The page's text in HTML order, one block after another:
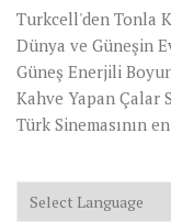
Turkcell'den Tonla
Dünya ve Güneşin
Güneş Enerjili
Kahve Yapan Çalar
Türk Sinemasının